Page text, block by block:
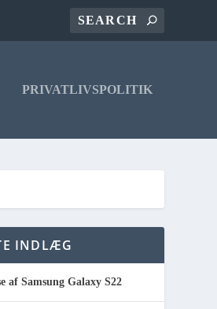
PRIVATLIVSPOLITIK
INDLÆG
af Samsung Galaxy S22